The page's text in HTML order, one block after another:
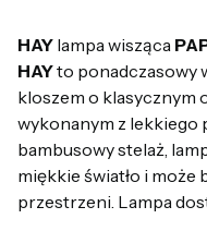
HAY lampa wisząca
HAYto ponadczasowy
kloszem o klasycznym
wykonanym z lekkiego
bambusowy stelaż,
miękkie światło i może
przestrzeni. Lampa